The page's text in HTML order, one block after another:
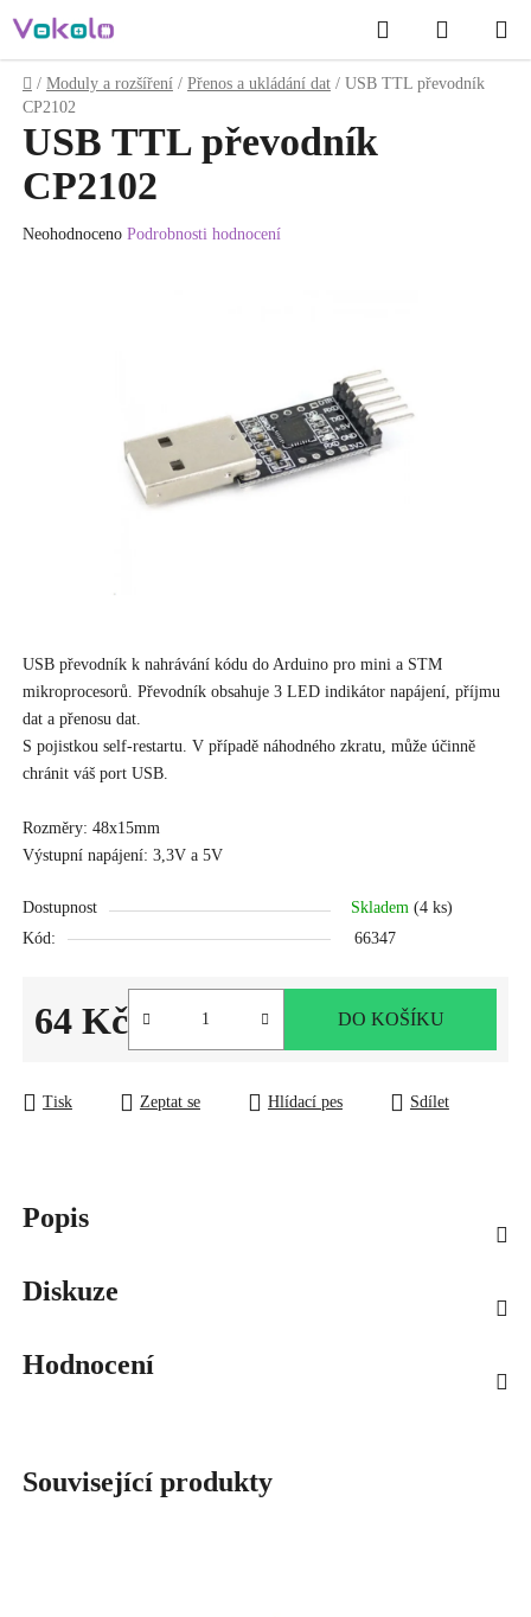
na
obsah
Hledat
KOŠÍK
Domů
/ Moduly a rozšíření / Přenos a ukládání dat / USB TTL převodník
CP2102
USB převodník k nahrávání kódu do Arduino pro mini a STM
mikroprocesorů. Převodník obsahuje 3 LED indikátor napájení, příjmu
dat a přenosu dat.
S pojistkou self-restartu. V případě náhodného zkratu, může účinně
chránit váš port USB.
Rozměry: 48x15mm
Výstupní napájení: 3,3V a 5V
Dostupnost Skladem (4 ks)
Kód:
66347
64 Kč DO KOŠÍKU
Tisk Zeptat se Hlídací pes Sdílet
USB TTL převodník
CP2102
Průměrné
Neohodnoceno Podrobnosti hodnocení
Popis
Diskuze
Hodnocení
Související produkty